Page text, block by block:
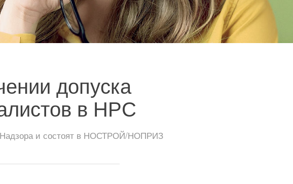
допуска
в НРС
и состоят в НОСТРОЙ/НОПРИЗ